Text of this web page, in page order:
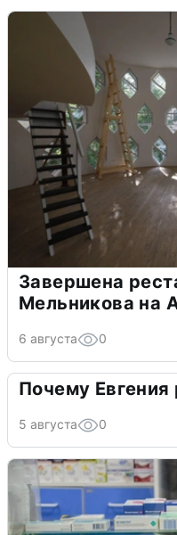
Завершена
Мельникова на
6 августа 0
Почему Евгения
5 августа 0